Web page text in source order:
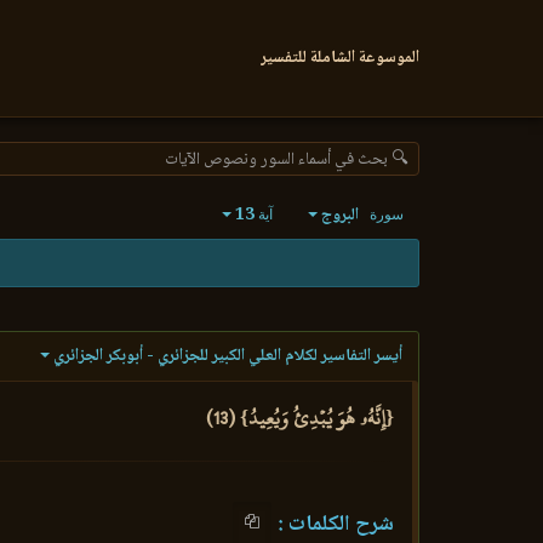
الموسوعة الشاملة للتفسير
🔍 بحث في أسماء السور ونصوص الآيات
سورة البروج آية 13
أيسر التفاسير لكلام العلي الكبير للجزائري - أبوبكر الجزائري
{إِنَّهُۥ هُوَ يُبۡدِئُ وَيُعِيدُ} (13)
شرح الكلمات :